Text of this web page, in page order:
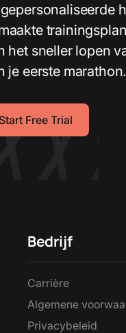
het sneller lopen
je eerste marathon.
Start Free Trial
Bedrijf
Carrière
Algemene
Privacybeleid